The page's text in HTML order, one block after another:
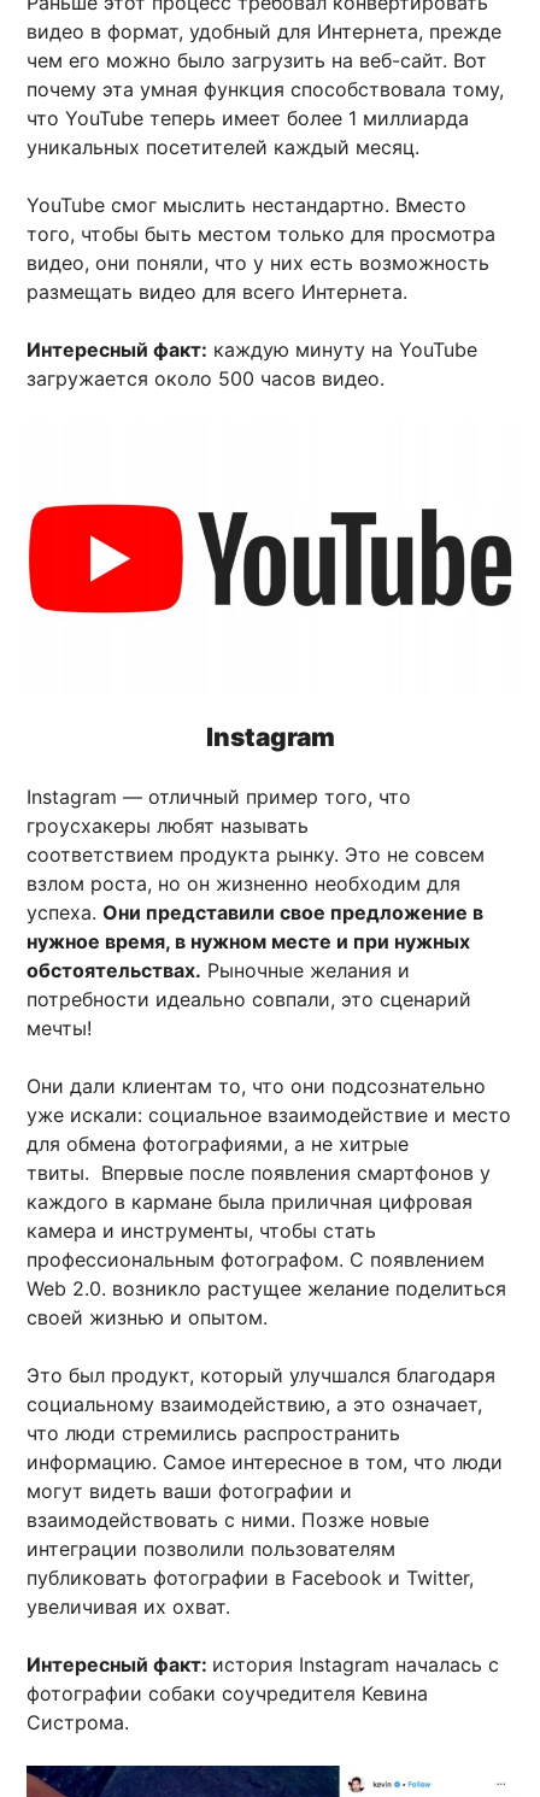
видео в формат, удобный для Интернета, прежде
чем его можно было загрузить на веб-сайт. Вот
почему эта умная функция способствовала тому,
что YouTube теперь имеет более 1 миллиарда
уникальных посетителей каждый месяц.
YouTube смог мыслить нестандартно. Вместо
того, чтобы быть местом только для просмотра
видео, они поняли, что у них есть возможность
размещать видео для всего Интернета.
Интересный факт: каждую минуту на YouTube
загружается около 500 часов видео.
Instagram
Instagram — отличный пример того, что
гроусхакеры любят называть
соответствием продукта рынку. Это не совсем
взлом роста, но он жизненно необходим для
успеха.Они представили свое предложение в
нужное время, в нужном месте и при нужных
обстоятельствах. Рыночные желания и
потребности идеально совпали, это сценарий
мечты!
Они дали клиентам то, что они подсознательно
уже искали: социальное взаимодействие и место
для обмена фотографиями, а не хитрые
твиты. Впервые после появления смартфонов у
каждого в кармане была приличная цифровая
камера и инструменты, чтобы стать
профессиональным фотографом. С появлением
Web 2.0. возникло растущее желание поделиться
своей жизнью и опытом.
Это был продукт, который улучшался благодаря
социальному взаимодействию, а это означает,
что люди стремились распространить
информацию. Самое интересное в том, что люди
могут видеть ваши фотографии и
взаимодействовать с ними. Позже новые
интеграции позволили пользователям
публиковать фотографии в Facebook и Twitter,
увеличивая их охват.
Интересный факт: история Instagram началась с
фотографии собаки соучредителя Кевина
Систрома.